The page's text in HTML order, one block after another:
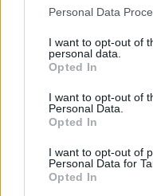
Personal Data
I want to opt-out of
personal data.
Opted In
I want to opt-out of
Personal Data.
Opted In
I want to opt-out of
Personal Data for
Opted In
Ετικέτες :Denis Villeneuve